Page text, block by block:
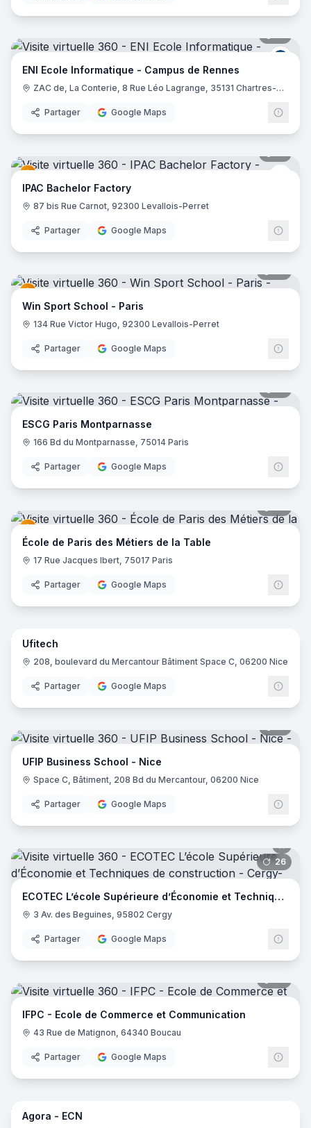
ENI
ENI Ecole Informatique - Campus de Rennes
ZAC de, La Conterie, 8 Rue Léo Lagrange, 35131 Chartres-de-Bretagne
Partager Google Maps
IPAC Bachelor Factory
87 bis Rue Carnot, 92300 Levallois-Perret
Partager Google Maps
Win Sport School - Paris
134 Rue Victor Hugo, 92300 Levallois-Perret
Partager Google Maps
ESCG Paris Montparnasse
166 Bd du Montparnasse, 75014 Paris
Partager Google Maps
École de Paris des Métiers de la Table
17 Rue Jacques Ibert, 75017 Paris
Partager Google Maps
12
Ufitech
208, boulevard du Mercantour Bâtiment Space C, 06200 Nice
Partager Google Maps
UFIP Business School - Nice
Space C, Bâtiment, 208 Bd du Mercantour, 06200 Nice
Partager Google Maps
26
ECOTEC L’école Supérieure d’Économie et Techniques de construction
3 Av. des Beguines, 95802 Cergy
Partager Google Maps
IFPC - Ecole de Commerce et Communication
43 Rue de Matignon, 64340 Boucau
Partager Google Maps
32
Agora - ECN